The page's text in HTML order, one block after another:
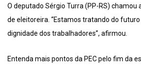
O deputado Sérgio Turra (PP-RS) chamou
de eleitoreira. “Estamos tratando do
dignidade dos trabalhadores”, afirmou.
Entenda mais pontos da PEC pelo fim da